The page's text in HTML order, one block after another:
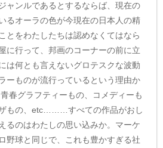
ャンルであるとするならば、現在の
るオーラの色が今現在の日本人の精
とをわたしたちは認めなくてはなら
に行って、邦画のコーナーの前に立
は何とも言えないグロテスクな波動
ーものが流行っているという理由か
春グラフティーもの、コメディーも
もの、etc………すべての作品がおし
るのはわたしの思い込みか。マーケ
野球と同じで、これも豊かすぎる社